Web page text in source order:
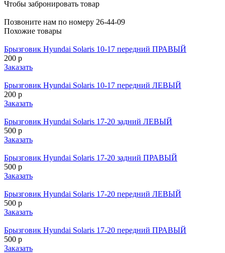
Чтобы забронировать товар
Позвоните нам по номеру 26-44-09
Похожие товары
Брызговик Hyundai Solaris 10-17 передний ПРАВЫЙ
200 р
Заказать
Брызговик Hyundai Solaris 10-17 передний ЛЕВЫЙ
200 р
Заказать
Брызговик Hyundai Solaris 17-20 задний ЛЕВЫЙ
500 р
Заказать
Брызговик Hyundai Solaris 17-20 задний ПРАВЫЙ
500 р
Заказать
Брызговик Hyundai Solaris 17-20 передний ЛЕВЫЙ
500 р
Заказать
Брызговик Hyundai Solaris 17-20 передний ПРАВЫЙ
500 р
Заказать